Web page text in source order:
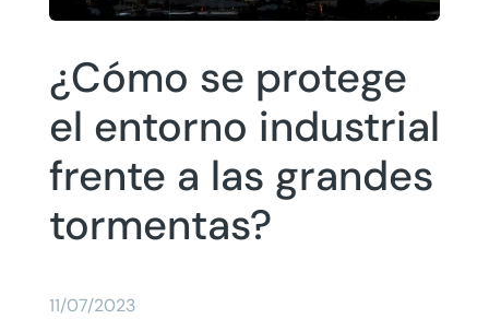
¿Cómo se protege
el entorno industrial
frente a las grandes
tormentas?
11/07/2023